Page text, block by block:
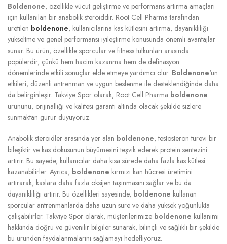
Boldenone, özellikle vücut geliştirme ve performans artırma amaçları
için kullanılan bir anabolik steroiddir. Root Cell Pharma tarafından
üretilen boldenone, kullanıcılarına kas kütlesini artırma, dayanıklılığı
yükseltme ve genel performansı iyileştirme konusunda önemli avantajlar
sunar. Bu ürün, özellikle sporcular ve fitness tutkunları arasında
popülerdir, çünkü hem hacim kazanma hem de definasyon
dönemlerinde etkili sonuçlar elde etmeye yardımcı olur. Boldenone‘un
etkileri, düzenli antrenman ve uygun beslenme ile desteklendiğinde daha
da belirginleşir. Takviye Spor olarak, Root Cell Pharma boldenone
ürününü, orijinalliği ve kalitesi garanti altında olacak şekilde sizlere
sunmaktan gurur duyuyoruz.
Anabolik steroidler arasında yer alan boldenone, testosteron türevi bir
bileşiktir ve kas dokusunun büyümesini teşvik ederek protein sentezini
artırır. Bu sayede, kullanıcılar daha kısa sürede daha fazla kas kütlesi
kazanabilirler. Ayrıca, boldenone kırmızı kan hücresi üretimini
artırarak, kaslara daha fazla oksijen taşınmasını sağlar ve bu da
dayanıklılığı artırır. Bu özellikleri sayesinde, boldenone kullanan
sporcular antrenmanlarda daha uzun süre ve daha yüksek yoğunlukta
çalışabilirler. Takviye Spor olarak, müşterilerimize boldenone kullanımı
hakkında doğru ve güvenilir bilgiler sunarak, bilinçli ve sağlıklı bir şekilde
bu üründen faydalanmalarını sağlamayı hedefliyoruz.